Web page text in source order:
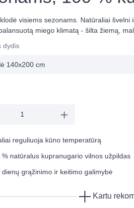
visiems sezonams. Natūraliai
miego klimatą - šilta žiemą,
dydis
reguliuoja kūno temperatūrą
% natūralus kupranugario vilnos užpildas
dienų grąžinimo ir keitimo galimybė
Kartu